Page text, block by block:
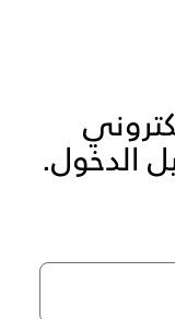
الدخول.